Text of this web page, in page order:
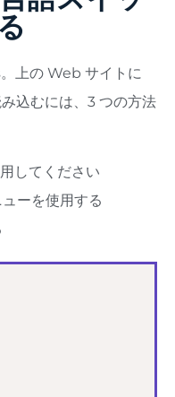
上の Web サイトに
込むには、3 つの方法
してください
ーを使用する